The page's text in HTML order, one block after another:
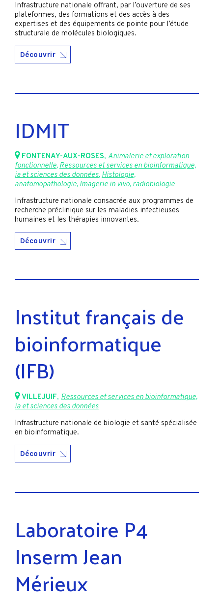
Infrastructure nationale offrant, par l’ouverture de ses
plateformes, des formations et des accès à des
expertises et des équipements de pointe pour l’étude
structurale de molécules biologiques.
Découvrir
IDMIT
FONTENAY-AUX-ROSES, Animalerie et exploration
fonctionnelle,Ressources et services en bioinformatique,
ia et sciences des données,Histologie,
anatomopathologie,Imagerie in vivo, radiobiologie
Infrastructure nationale consacrée aux programmes de
recherche préclinique sur les maladies infectieuses
humaines et les thérapies innovantes.
Découvrir
Institut français de
bioinformatique
(IFB)
VILLEJUIF, Ressources et services en bioinformatique,
ia et sciences des données
Infrastructure nationale de biologie et santé spécialisée
en bioinformatique.
Découvrir
Laboratoire P4
Inserm Jean
Mérieux